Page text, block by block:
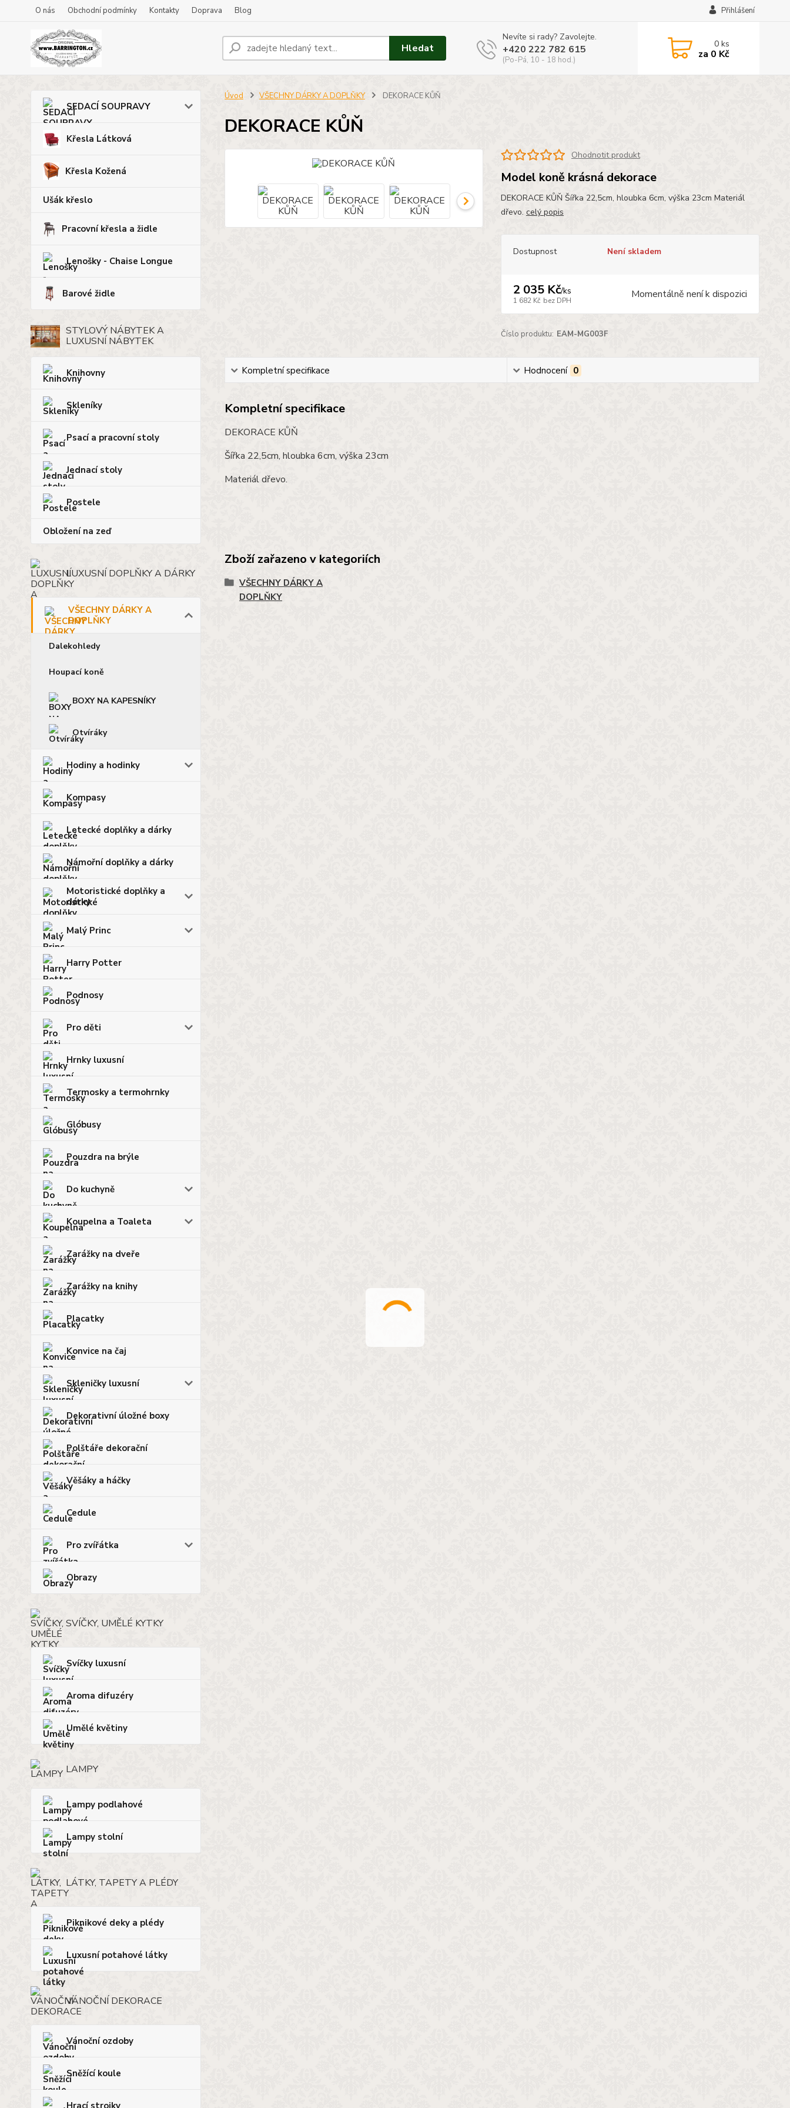
O nás Obchodní podmínky Kontakty Doprava Blog Přihlášení
Hledat
Nevíte si rady? Zavolejte.
+420 222 782 615
(Po-Pá, 10 - 18 hod.)
0ks
za 0 Kč
SEDACÍ SOUPRAVY
Křesla Látková
Křesla Kožená
Ušák křeslo
Pracovní křesla a židle
Lenošky - Chaise Longue
Barové židle
STYLOVÝ NÁBYTEK A
LUXUSNÍ NÁBYTEK
Knihovny
Skleníky
Psací a pracovní stoly
Jednací stoly
Postele
Obložení na zeď
LUXUSNÍ DOPLŇKY A DÁRKY
VŠECHNY DÁRKY A
DOPLŇKY
Dalekohledy
Houpací koně
BOXY NA KAPESNÍKY
Otvíráky
Hodiny a hodinky
Kompasy
Letecké doplňky a dárky
Námořní doplňky a dárky
Motoristické doplňky a
dárky
Malý Princ
Harry Potter
Podnosy
Pro děti
Hrnky luxusní
Termosky a termohrnky
Glóbusy
Pouzdra na brýle
Do kuchyně
Koupelna a Toaleta
Zarážky na dveře
Zarážky na knihy
Placatky
Konvice na čaj
Skleničky luxusní
Dekorativní úložné boxy
Polštáře dekorační
Věšáky a háčky
Cedule
Pro zvířátka
Obrazy
SVÍČKY, UMĚLÉ KYTKY
Svíčky luxusní
Aroma difuzéry
Umělé květiny
LAMPY
Lampy podlahové
Lampy stolní
LÁTKY, TAPETY A PLÉDY
Piknikové deky a plédy
Luxusní potahové látky
VÁNOČNÍ DEKORACE
Vánoční ozdoby
Sněžící koule
Hrací strojky
Úvod VŠECHNY DÁRKY A DOPLŇKY DEKORACE KŮŇ
DEKORACE KŮŇ
Ohodnotit produkt
Model koně krásná dekorace
DEKORACE KŮŇ Šířka 22,5cm, hloubka 6cm, výška 23cm Materiál
dřevo. celý popis
Dostupnost Není skladem
2 035 Kč/ks
1 682 Kč bez DPH Momentálně není k dispozici
Číslo produktu: EAM-MG003F
Kompletní specifikace Hodnocení 0
Kompletní specifikace
DEKORACE KŮŇ
Šířka 22,5cm, hloubka 6cm, výška 23cm
Materiál dřevo.
Zboží zařazeno v kategoriích
VŠECHNY DÁRKY A
DOPLŇKY